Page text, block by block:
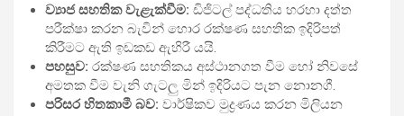
ව්‍යාජ සහතික වැළැක්වීම: ඩිජිටල් පද්ධතිය හරහා දත්ත
පරීක්ෂා කරන බැවින් හොර රක්ෂණ සහතික ඉදිරිපත්
කිරීමට ඇති ඉඩකඩ ඇහිරී යයි.
පහසුව: රක්ෂණ සහතිකය අස්ථානගත වීම හෝ නිවසේ
අමතක වීම වැනි ගැටලු මින් ඉදිරියට පැන නොනගී.
පරිසර හිතකාමී බව: වාර්ෂිකව මුද්‍රණය කරන මිලියන